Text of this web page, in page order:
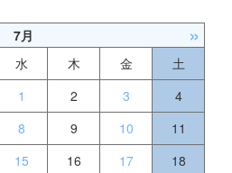
7月 »
水 木 金
土
1
2 3
4
8 9 10
11
15 16 17
18